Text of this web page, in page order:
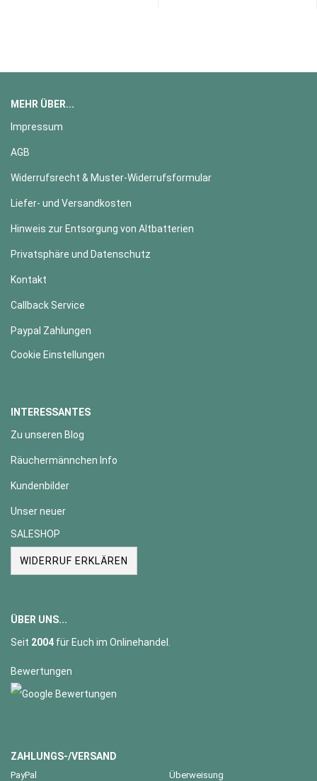
MEHR ÜBER...
Impressum
AGB
Widerrufsrecht & Muster-Widerrufsformular
Liefer- und Versandkosten
Hinweis zur Entsorgung von Altbatterien
Privatsphäre und Datenschutz
Kontakt
Callback Service
Paypal Zahlungen
Cookie Einstellungen
INTERESSANTES
Zu unseren Blog
Räuchermännchen Info
Kundenbilder
Unser neuer
SALESHOP
WIDERRUF ERKLÄREN
ÜBER UNS...
Seit 2004 für Euch im Onlinehandel.
Bewertungen
ZAHLUNGS-/VERSAND
PayPal Überweisung